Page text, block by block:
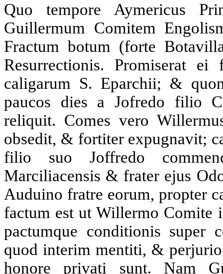
Quo tempore Aymericus
Guillermum Comitem
Fractum botum (forte
Resurrectionis. Promiserat ei
caligarum S. Eparchii; &
paucos dies a Jofredo filio
reliquit. Comes vero
obsedit, & fortiter expugnavit;
filio suo Joffredo
Marciliacensis & frater ejus
Auduino fratre eorum, propter
factum est ut Willermo Comite
pactumque conditionis super
quod interim mentiti, &
honore privati sunt. Nam